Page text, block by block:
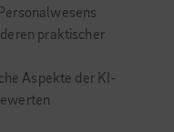
praktischer
Aspekte der KI-